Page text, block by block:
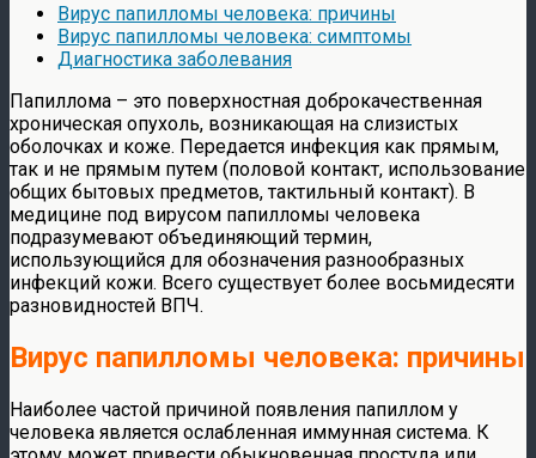
Вирус папилломы человека: причины
Вирус папилломы человека: симптомы
Диагностика заболевания
Папиллома – это поверхностная доброкачественная
хроническая опухоль, возникающая на слизистых
оболочках и коже. Передается инфекция как прямым,
так и не прямым путем (половой контакт, использование
общих бытовых предметов, тактильный контакт). В
медицине под вирусом папилломы человека
подразумевают объединяющий термин,
использующийся для обозначения разнообразных
инфекций кожи. Всего существует более восьмидесяти
разновидностей ВПЧ.
Вирус папилломы человека: причины
Наиболее частой причиной появления папиллом у
человека является ослабленная иммунная система. К